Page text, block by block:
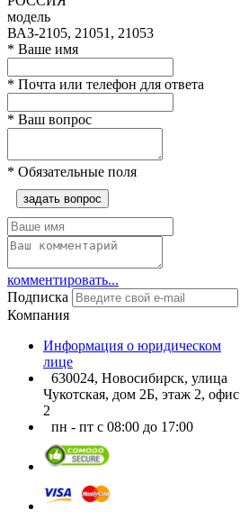
модель
ВАЗ-2105, 21051, 21053
* Ваше имя
* Почта или телефон для ответа
* Ваш вопрос
* Обязательные поля
задать вопрос
комментировать...
Подписка
Компания
Информация о юридическом
лице
630024, Новосибирск, улица
Чукотская, дом 2Б, этаж 2, офис
2
пн - пт с 08:00 до 17:00